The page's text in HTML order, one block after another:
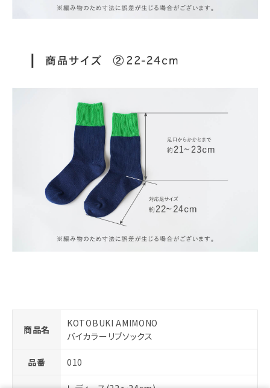
商品名
KOTOBUKI AMIMONO
バイカラーリブソックス
品番 010